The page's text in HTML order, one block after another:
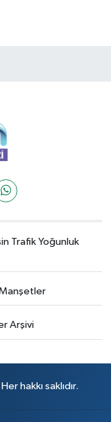
Trafik Yoğunluk
Arşivi
hakkı saklıdır.